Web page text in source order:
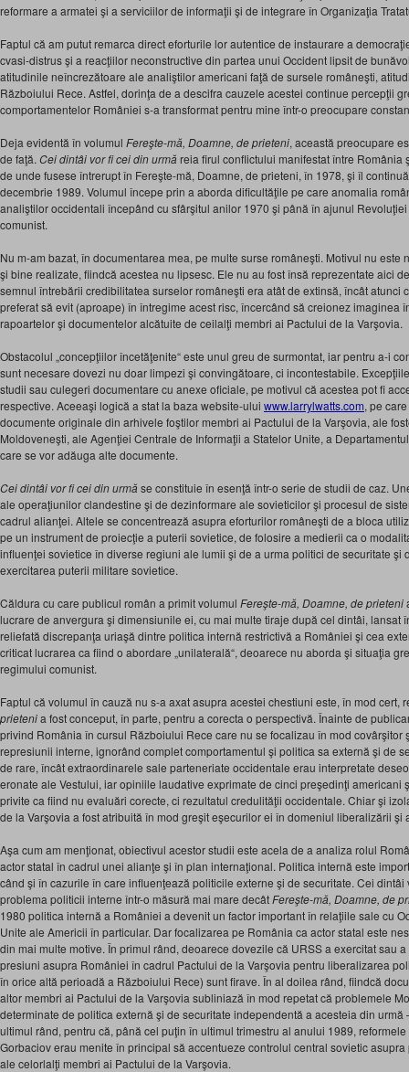
reformare a armatei şi a serviciilor de informaţii şi de integrare în Organizaţia
Faptul că am putut remarca direct eforturile lor autentice de instaurare a
cvasi-distrus şi a reacţiilor neconstructive din partea unui Occident lipsit de
atitudinile neîncrezătoare ale analiştilor americani faţă de sursele româneşti,
Războiului Rece. Astfel, dorinţa de a descifra cauzele acestei continue percepţii
comportamentelor României s-a transformat pentru mine într-o preocupare
Deja evidentă în volumul Fereşte-mă, Doamne, de prieteni, această preocupare
de faţă. Cei dintâi vor fi cei din urmăreia firul conflictului manifestat între România
de unde fusese întrerupt în Fereşte-mă, Doamne, de prieteni, în 1978, şi îl
decembrie 1989. Volumul începe prin a aborda dificultăţile pe care anomalia
analiştilor occidentali începând cu sfârşitul anilor 1970 şi până în ajunul
comunist.
Nu m-am bazat, în documentarea mea, pe multe surse româneşti. Motivul nu
şi bine realizate, fiindcă acestea nu lipsesc. Ele nu au fost însă reprezentate aici
semnul întrebării credibilitatea surselor româneşti era atât de extinsă, încât atunci
preferat să evit (aproape) în întregime acest risc, încercând să creionez imaginea
rapoartelor şi documentelor alcătuite de ceilalţi membri ai Pactului de la Varşovia.
Obstacolul „concepţiilor încetăţenite“ este unul greu de surmontat, iar pentru a-i
sunt necesare dovezi nu doar limpezi şi convingătoare, ci incontestabile.
studii sau culegeri documentare cu anexe oficiale, pe motivul că acestea pot fi
respective. Aceeaşi logică a stat la baza website-ului www.larrylwatts.com, pe
documente originale din arhivele foştilor membri ai Pactului de la Varşovia, ale
Moldoveneşti, ale Agenţiei Centrale de Informaţii a Statelor Unite, a
care se vor adăuga alte documente.
Cei dintâi vor fi cei din urmăse constituie în esenţă într-o serie de studii de caz.
ale operaţiunilor clandestine şi de dezinformare ale sovieticilor şi procesul de
cadrul alianţei. Altele se concentrează asupra eforturilor româneşti de a bloca
pe un instrument de proiecţie a puterii sovietice, de folosire a medierii ca o
influenţei sovietice în diverse regiuni ale lumii şi de a urma politici de securitate şi
exercitarea puterii militare sovietice.
Căldura cu care publicul român a primit volumul Fereşte-mă, Doamne, de prieteni
lucrare de anvergura şi dimensiunile ei, cu mai multe tiraje după cel dintâi, lansat
reliefată discrepanţa uriaşă dintre politica internă restrictivă a României şi cea
criticat lucrarea ca fiind o abordare „unilaterală“, deoarece nu aborda şi situaţia
regimului comunist.
Faptul că volumul în cauză nu s-a axat asupra acestei chestiuni este, în mod cert,
prietenia fost conceput, în parte, pentru a corecta o perspectivă. Înainte de
privind România în cursul Războiului Rece care nu se focalizau în mod covârşitor
represiunii interne, ignorând complet comportamentul şi politica sa externă şi de
de rare, încât extraordinarele sale parteneriate occidentale erau interpretate
eronate ale Vestului, iar opiniile laudative exprimate de cinci preşedinţi americani
privite ca fiind nu evaluări corecte, ci rezultatul credulităţii occidentale. Chiar şi
de la Varşovia a fost atribuită în mod greşit eşecurilor ei în domeniul liberalizării şi
Aşa cum am menţionat, obiectivul acestor studii este acela de a analiza rolul
actor statal în cadrul unei alianţe şi în plan internaţional. Politica internă este
când şi în cazurile în care influenţează politicile externe şi de securitate. Cei dintâi
problema politicii interne într-o măsură mai mare decâtFereşte-mă, Doamne, de
1980 politica internă a României a devenit un factor important în relaţiile sale cu
Unite ale Americii în particular. Dar focalizarea pe România ca actor statal este
din mai multe motive. În primul rând, deoarece dovezile că URSS a exercitat sau
presiuni asupra României în cadrul Pactului de la Varşovia pentru liberalizarea
în orice altă perioadă a Războiului Rece) sunt firave. În al doilea rând, fiindcă
altor membri ai Pactului de la Varşovia subliniază în mod repetat că problemele
determinate de politica externă şi de securitate independentă a acesteia din urmă
ultimul rând, pentru că, până cel puţin în ultimul trimestru al anului 1989,
Gorbaciov erau menite în principal să accentueze controlul central sovietic
ale celorlalţi membri ai Pactului de la Varşovia.